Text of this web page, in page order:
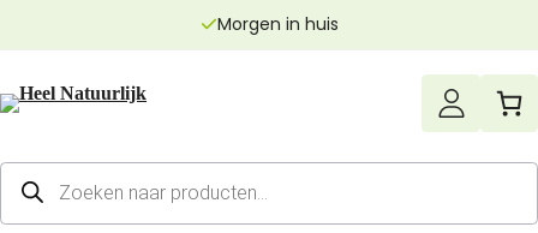
inhoud
Morgen in huis
Producten
zoeken